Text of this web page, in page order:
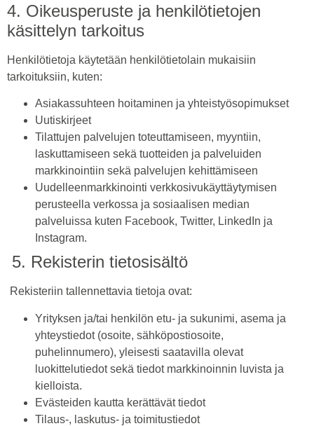
4. Oikeusperuste ja henkilötietojen
käsittelyn tarkoitus
Henkilötietoja käytetään henkilötietolain mukaisiin
tarkoituksiin, kuten:
Asiakassuhteen hoitaminen ja yhteistyösopimukset
Uutiskirjeet
Tilattujen palvelujen toteuttamiseen, myyntiin,
laskuttamiseen sekä tuotteiden ja palveluiden
markkinointiin sekä palvelujen kehittämiseen
Uudelleenmarkkinointi verkkosivukäyttäytymisen
perusteella verkossa ja sosiaalisen median
palveluissa kuten Facebook, Twitter, LinkedIn ja
Instagram.
5. Rekisterin tietosisältö
Rekisteriin tallennettavia tietoja ovat:
Yrityksen ja/tai henkilön etu- ja sukunimi, asema ja
yhteystiedot (osoite, sähköpostiosoite,
puhelinnumero), yleisesti saatavilla olevat
luokittelutiedot sekä tiedot markkinoinnin luvista ja
kielloista.
Evästeiden kautta kerättävät tiedot
Tilaus-, laskutus- ja toimitustiedot